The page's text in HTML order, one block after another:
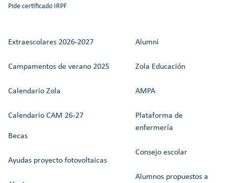
Pide certificado IRPF
Extraescolares 2026-2027
Campamentos de verano 2025
Calendario Zola
Calendario CAM 26-27
Becas
Ayudas proyecto fotovoltaicas
Alumni
Zola Educación
AMPA
Plataforma de
enfermería
Consejo escolar
Alumnos propuestos a